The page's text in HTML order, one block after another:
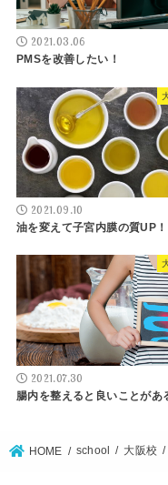
2021.03.06
PMSを改善したい！
2021.09.10
油を変えて子宮内膜の質UP！
2021.07.30
腸内を整えると良いことがあ
HOME school 大阪校